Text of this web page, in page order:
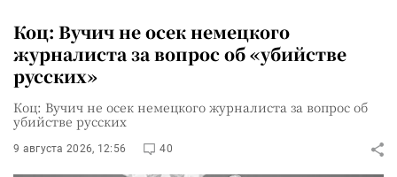
Коц: Вучич не осек немецкого
журналиста за вопрос об «убийстве
русских»
Коц: Вучич не осек немецкого журналиста за вопрос об
убийстве русских
9 августа 2026, 12:56 40